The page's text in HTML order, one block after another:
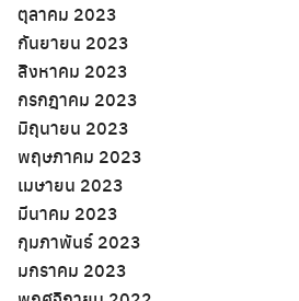
ตุลาคม 2023
กันยายน 2023
สิงหาคม 2023
กรกฎาคม 2023
มิถุนายน 2023
พฤษภาคม 2023
เมษายน 2023
มีนาคม 2023
กุมภาพันธ์ 2023
มกราคม 2023